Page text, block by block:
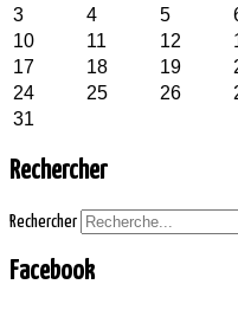
3
4 5
10
11 12
17
18 19
24
25 26
31
Rechercher
Rechercher
Facebook